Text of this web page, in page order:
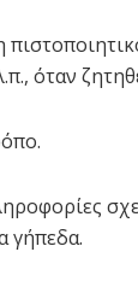
όταν
γήπεδα.